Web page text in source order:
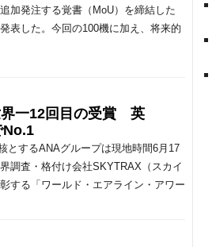
加発注する覚書（MoU）を締結した
表した。今回の100機に加え、将来的
一12回目の受賞 英
No.1
とするANAグループは現地時間6月17
調査・格付け会社SKYTRAX（スカイ
する「ワールド・エアライン・アワー